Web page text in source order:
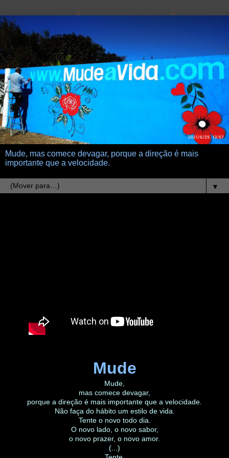
Mude, mas comece devagar, porque a direção é mais
importante que a velocidade.
▼
Mude
Mude,
mas comece devagar,
porque a direção é mais importante que a velocidade.
Não faça do hábito um estilo de vida.
Tente o novo todo dia.
O novo lado, o novo sabor,
o novo prazer, o novo amor.
(...)